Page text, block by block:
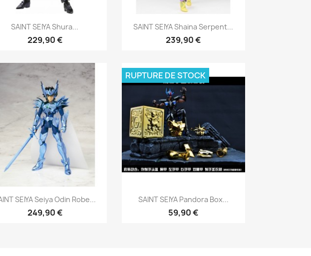
Aperçu rapide
SAINT SEIYA Shura...
229,90 €
Aperçu rapide
SAINT SEIYA Shaina Serpent...
239,90 €
Aperçu rapide
SEIYA Seiya Odin Robe...
249,90 €
Aperçu rapide
SAINT SEIYA Pandora Box...
59,90 €
RUPTURE DE STOCK